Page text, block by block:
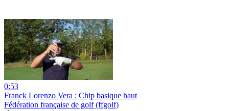
0:53
Franck Lorenzo Vera : Chip basique haut
Fédération française de golf (ffgolf)